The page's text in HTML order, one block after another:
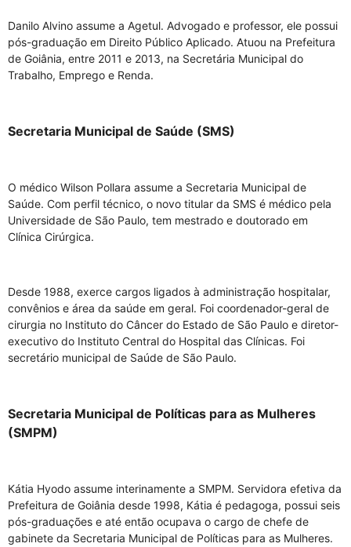
Danilo Alvino assume a Agetul. Advogado e professor, ele possui
pós-graduação em Direito Público Aplicado. Atuou na Prefeitura
de Goiânia, entre 2011 e 2013, na Secretária Municipal do
Trabalho, Emprego e Renda.
Secretaria Municipal de Saúde (SMS)
O médico Wilson Pollara assume a Secretaria Municipal de
Saúde. Com perfil técnico, o novo titular da SMS é médico pela
Universidade de São Paulo, tem mestrado e doutorado em
Clínica Cirúrgica.
Desde 1988, exerce cargos ligados à administração hospitalar,
convênios e área da saúde em geral. Foi coordenador-geral de
cirurgia no Instituto do Câncer do Estado de São Paulo e diretor-
executivo do Instituto Central do Hospital das Clínicas. Foi
secretário municipal de Saúde de São Paulo.
Secretaria Municipal de Políticas para as Mulheres
(SMPM)
Kátia Hyodo assume interinamente a SMPM. Servidora efetiva da
Prefeitura de Goiânia desde 1998, Kátia é pedagoga, possui seis
pós-graduações e até então ocupava o cargo de chefe de
gabinete da Secretaria Municipal de Políticas para as Mulheres.